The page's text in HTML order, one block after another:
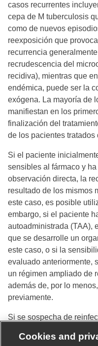
casos recurrentes
cepa de M tuberculosis
como de nuevos
reexposición que
recurrencia
recrudescencia del
recidiva), mientras que
endémica, puede ser la
exógena. La mayoría de
manifiestan en los
finalización del
de los pacientes tratados
Si el paciente
sensibles al fármaco y
observación directa, la
resultado de los mismos
este caso, es posible
embargo, si el paciente
autoadministrada (TAA),
que se desarrolle un
este caso, o si la
evaluado anteriormente,
un régimen ampliado de
además de, por lo
previamente.
Si se sospecha de
los fármacos del caso
Cookies and